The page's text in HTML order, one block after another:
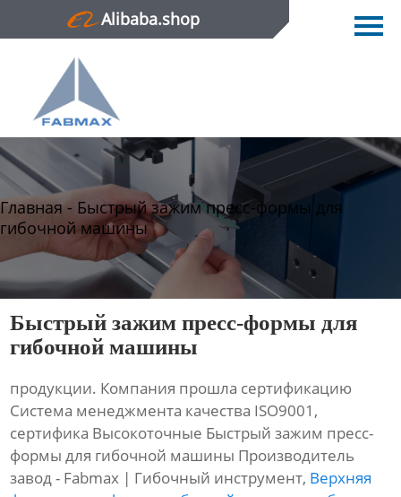
Alibaba.shop
Главная
Продукция
Новости
Контактная информация
Главная- Быстрый зажим пресс-формы для
гибочной машины
Быстрый зажим пресс-формы для
гибочной машины
продукции. Компания прошла сертификацию
Система менеджмента качества ISO9001,
сертифика Высокоточные Быстрый зажим пресс-
формы для гибочной машины Производитель
завод - Fabmax | Гибочный инструмент, Верхняя